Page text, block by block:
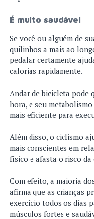
É muito saudável
Se você ou alguém de
quilinhos a mais ao
pedalar certamente
calorias rapidamente.
Andar de bicicleta pode
hora, e seu
mais eficiente para
Além disso, o ciclismo
mais conscientes em
físico e afasta o risco da
Com efeito, a maioria
afirma que as crianças
exercício todos os dias
músculos fortes e